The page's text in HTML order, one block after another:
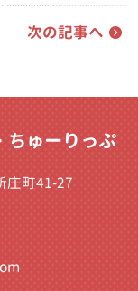
次の記事へ
ちゅーりっぷ
庄町41-27